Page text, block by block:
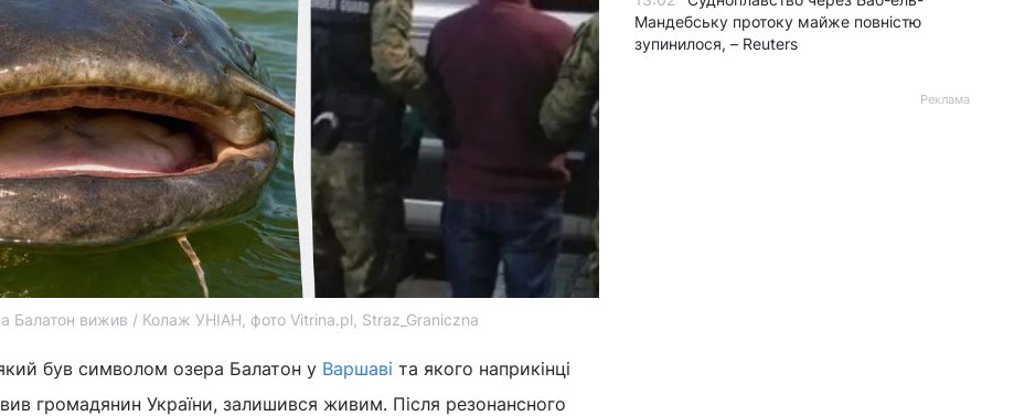
Балатон вижив / Колаж УНІАН, фото Vitrina.pl, Straz_Graniczna
був символом озера Балатон у Варшаві та якого наприкінці
громадянин України, залишився живим. Після резонансного
Мандебську протоку майже повністю
зупинилося, – Reuters
Реклама